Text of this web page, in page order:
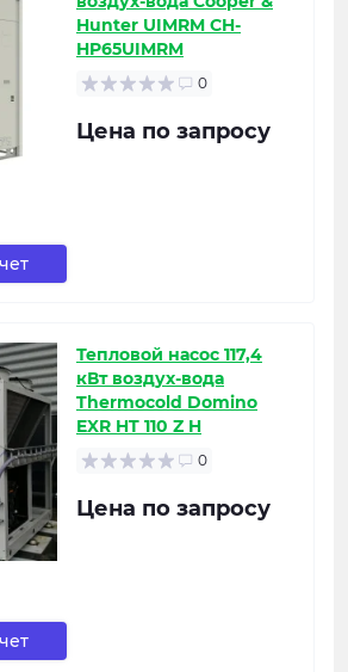
Hunter UIMRM CH-
HP65UIMRM
0
Цена по запросу
Тепловой насос 117,4
кВт воздух-вода
Thermocold Domino
EXR HT 110 Z H
0
Цена по запросу